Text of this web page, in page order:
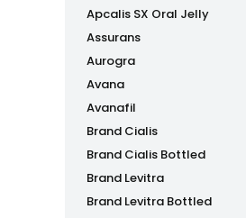
Apcalis SX Oral Jelly
Assurans
Aurogra
Avana
Avanafil
Brand Cialis
Brand Cialis Bottled
Brand Levitra
Brand Levitra Bottled